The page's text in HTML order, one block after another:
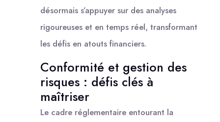
désormais s’appuyer sur des analyses
rigoureuses et en temps réel, transformant
les défis en atouts financiers.
Conformité et gestion des
risques : défis clés à
maîtriser
Le cadre réglementaire entourant la